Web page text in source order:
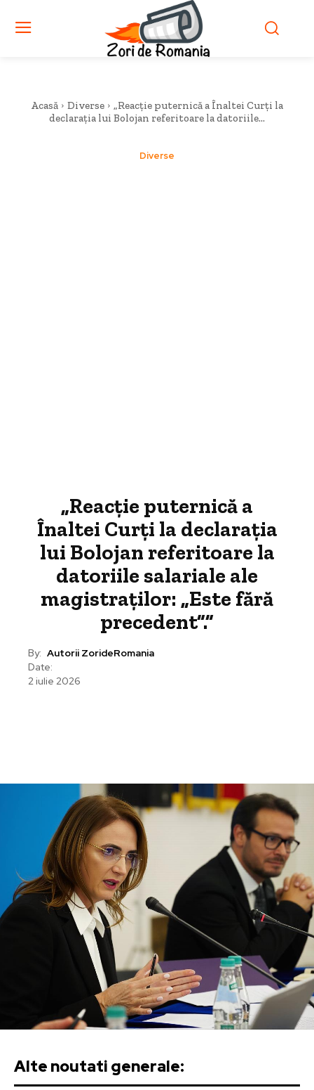
Acasă Diverse
„Reacție puternică a Înaltei Curți la
declarația lui Bolojan referitoare la datoriile...
Diverse
„Reacție puternică a
Înaltei Curți la declarația
lui Bolojan referitoare la
datoriile salariale ale
magistraților: „Este fără
precedent”.”
By: Autorii ZorideRomania
Date:
2 iulie 2026
Alte noutati generale: